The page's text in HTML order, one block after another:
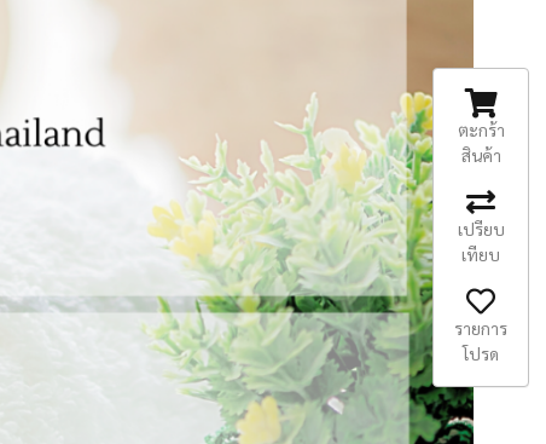
ตะกร้า
สินค้า
เปรียบ
เทียบ
รายการ
โปรด